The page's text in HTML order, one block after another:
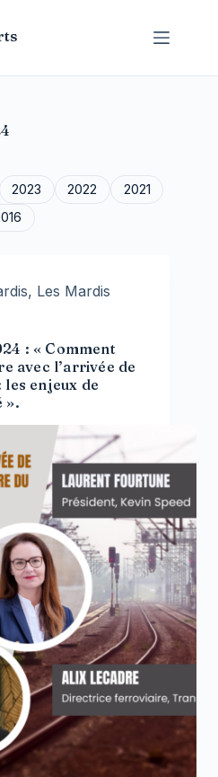
2023 2022
2021
, Les Mardis
: « Comment
avec l’arrivée de
enjeux de
».